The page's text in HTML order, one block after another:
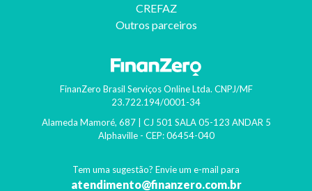
CREFAZ
Outros parceiros
FinanZero Brasil Serviços Online Ltda. CNPJ/MF
23.722.194/0001-34
Alameda Mamoré, 687 | CJ 501 SALA 05-123 ANDAR 5
Alphaville- CEP: 06454-040
Tem uma sugestão? Envie um e-mail para
atendimento@finanzero.com.br